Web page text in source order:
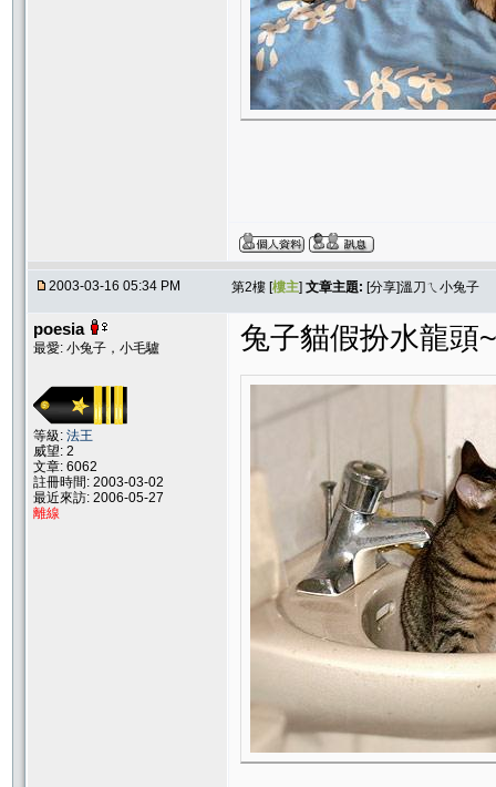
2003-03-16 05:34 PM 第2樓 [樓主] 文章主題: [分享]溫刀ㄟ小兔子
poesia
最愛: 小兔子，小毛驢
等級: 法王
威望: 2
文章: 6062
註冊時間: 2003-03-02
最近來訪: 2006-05-27
離線
兔子貓假扮水龍頭~